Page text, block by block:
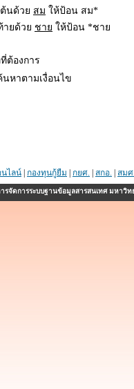
นด้วย สม ให้ป้อน สม*
ายด้วย ชาย ให้ป้อน *ชาย
ต้องการ
นหาตามเงื่อนไข
ไลน์ กองทุนกู้ยืม กยศ. สกอ. สมศ.
ารจัดการระบบฐานข้อมูลสารสนเทศ มหาวิ